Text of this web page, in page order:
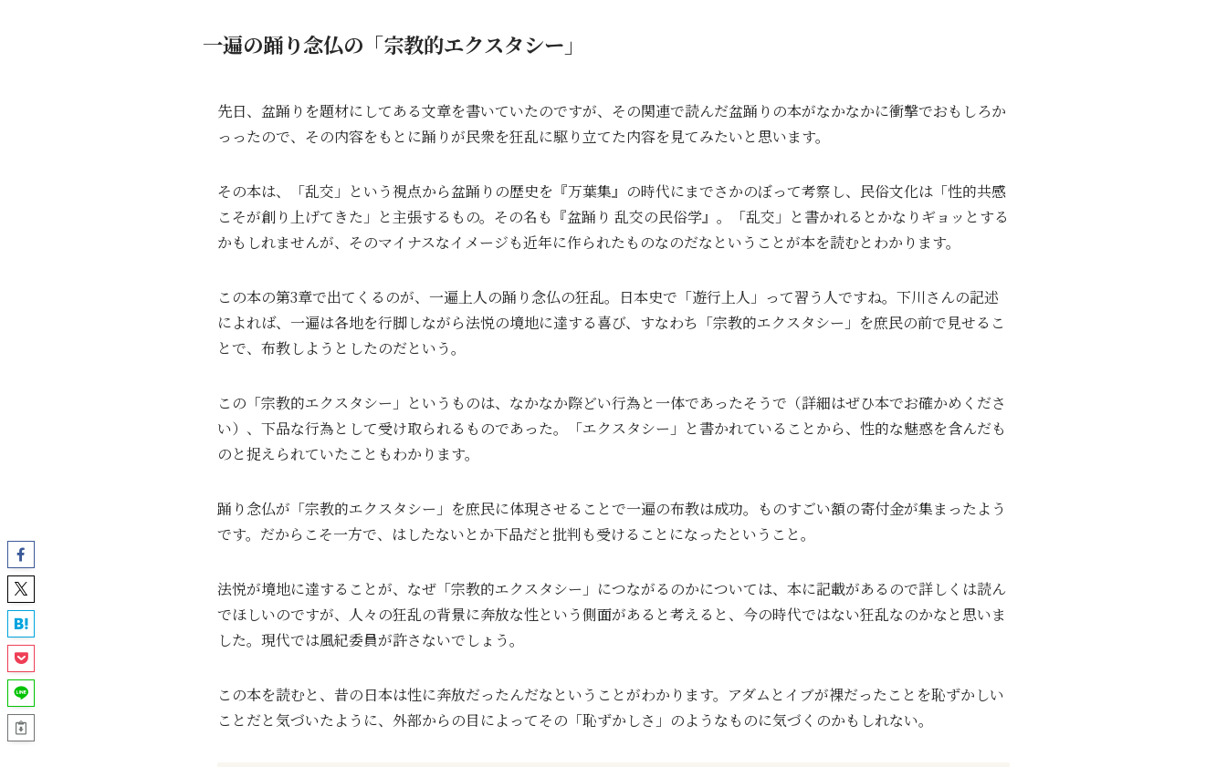
一遍の踊り念仏の「宗教的エクスタシー」
先日、盆踊りを題材にしてある文章を書いていたのですが、その関連で読んだ盆踊りの本がなかなかに衝撃でおもしろか
っったので、その内容をもとに踊りが民衆を狂乱に駆り立てた内容を見てみたいと思います。
その本は、「乱交」という視点から盆踊りの歴史を『万葉集』の時代にまでさかのぼって考察し、民俗文化は「性的共感
こそが創り上げてきた」と主張するもの。その名も『盆踊り 乱交の民俗学』。「乱交」と書かれるとかなりギョッとする
かもしれませんが、そのマイナスなイメージも近年に作られたものなのだなということが本を読むとわかります。
この本の第3章で出てくるのが、一遍上人の踊り念仏の狂乱。日本史で「遊行上人」って習う人ですね。下川さんの記述
によれば、一遍は各地を行脚しながら法悦の境地に達する喜び、すなわち「宗教的エクスタシー」を庶民の前で見せるこ
とで、布教しようとしたのだという。
この「宗教的エクスタシー」というものは、なかなか際どい行為と一体であったそうで（詳細はぜひ本でお確かめくださ
い）、下品な行為として受け取られるものであった。「エクスタシー」と書かれていることから、性的な魅惑を含んだも
のと捉えられていたこともわかります。
踊り念仏が「宗教的エクスタシー」を庶民に体現させることで一遍の布教は成功。ものすごい額の寄付金が集まったよう
です。だからこそ一方で、はしたないとか下品だと批判も受けることになったということ。
法悦が境地に達することが、なぜ「宗教的エクスタシー」につながるのかについては、本に記載があるので詳しくは読ん
でほしいのですが、人々の狂乱の背景に奔放な性という側面があると考えると、今の時代ではない狂乱なのかなと思いま
した。現代では風紀委員が許さないでしょう。
この本を読むと、昔の日本は性に奔放だったんだなということがわかります。アダムとイブが裸だったことを恥ずかしい
ことだと気づいたように、外部からの目によってその「恥ずかしさ」のようなものに気づくのかもしれない。